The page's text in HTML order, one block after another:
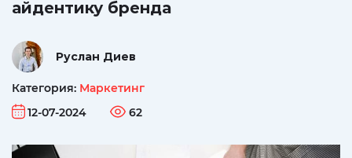
айдентику бренда
Руслан Диев
Категория: Маркетинг
12-07-2024
62